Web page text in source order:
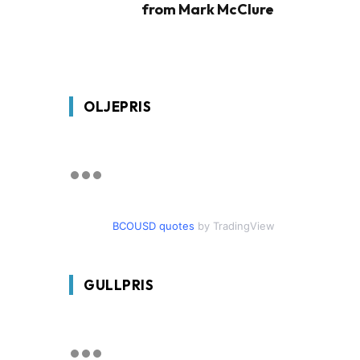
from Mark McClure
OLJEPRIS
BCOUSD quotes by TradingView
GULLPRIS